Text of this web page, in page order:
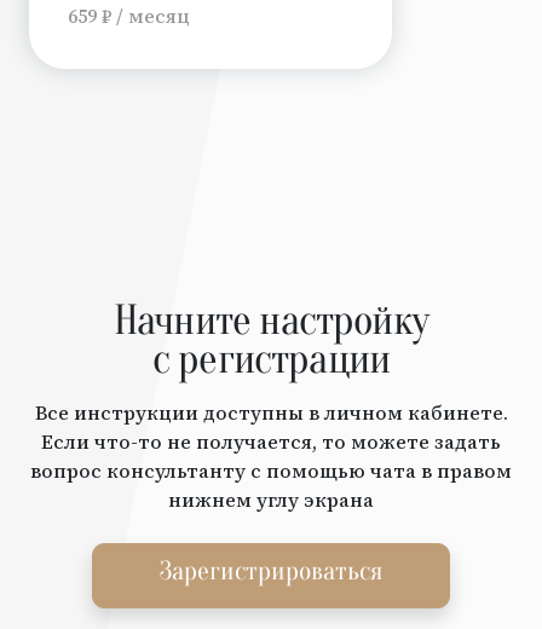
659 ₽ / месяц
Начните настройку
с регистрации
Все инструкции доступны в личном кабинете.
Если что-то не получается, то можете задать
вопрос консультанту с помощью чата в правом
нижнем углу экрана
Зарегистрироваться